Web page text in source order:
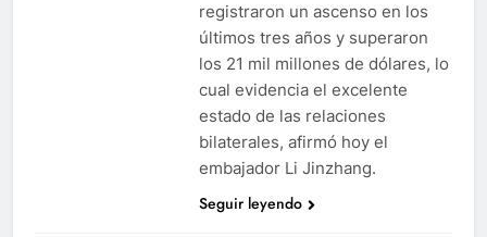
registraron un ascenso en los
últimos tres años y superaron
los 21 mil millones de dólares, lo
cual evidencia el excelente
estado de las relaciones
bilaterales, afirmó hoy el
embajador Li Jinzhang.
Seguir leyendo